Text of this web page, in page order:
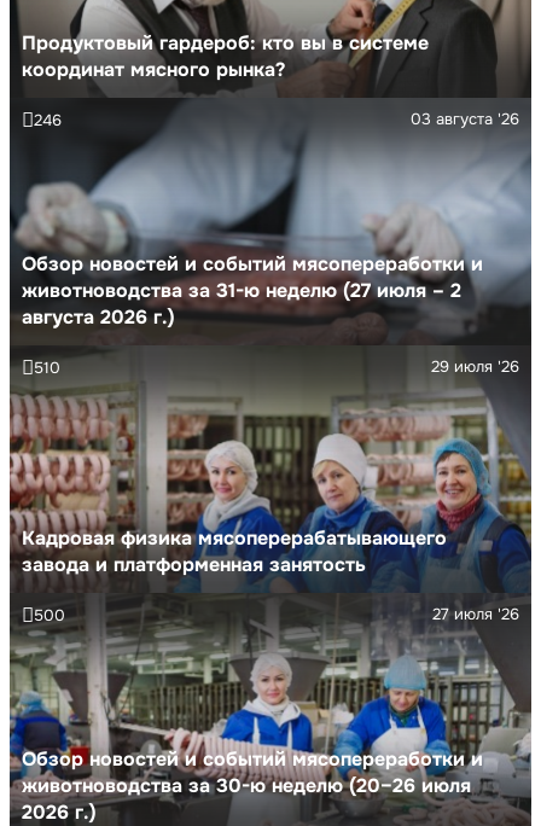
Продуктовый гардероб: кто вы в системе
координат мясного рынка?
Обзор новостей и событий мясопереработки и
животноводства за 31-ю неделю (27 июля – 2
августа 2026 г.)
03 августа '26
246
Кадровая физика мясоперерабатывающего
завода и платформенная занятость
29 июля '26
510
Обзор новостей и событий мясопереработки и
животноводства за 30-ю неделю (20–26 июля
2026 г.)
27 июля '26
500